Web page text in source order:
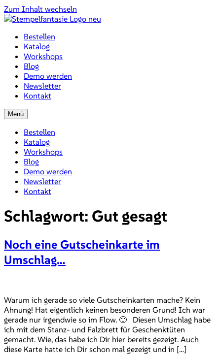
Zum Inhalt wechseln
Bestellen
Katalog
Workshops
Blog
Demo werden
Newsletter
Kontakt
Menü
Bestellen
Katalog
Workshops
Blog
Demo werden
Newsletter
Kontakt
Schlagwort: Gut gesagt
Noch eine Gutscheinkarte im
Umschlag…
Warum ich gerade so viele Gutscheinkarten mache? Kein
Ahnung! Hat eigentlich keinen besonderen Grund! Ich war
gerade nur irgendwie so im Flow. 🙂 Diesen Umschlag habe
ich mit dem Stanz- und Falzbrett für Geschenktüten
gemacht. Wie, das habe ich Dir hier bereits gezeigt. Auch
diese Karte hatte ich Dir schon mal gezeigt und in […]